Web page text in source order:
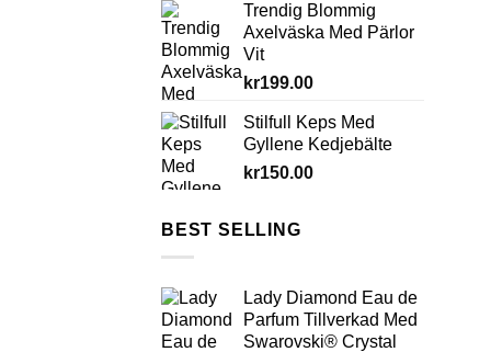
Trendig Blommig
Axelväska Med Pärlor
Vit
kr199.00
Stilfull Keps Med
Gyllene Kedjebälte
kr150.00
BEST SELLING
Lady Diamond Eau de
Parfum Tillverkad Med
Swarovski® Crystal